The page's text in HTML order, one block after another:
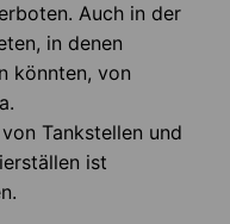
Auch in der
in denen
könnten, von
Tankstellen und
ist